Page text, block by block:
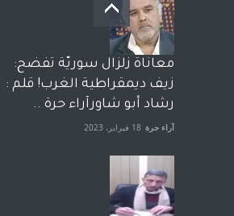
معاناة زلزال سوريّة تفضح:
زيف ديمقراطية الغرب! قلم :
رشاد أبو شاورآراء حرة ..
آراء حرة 18 فبراير، 2023